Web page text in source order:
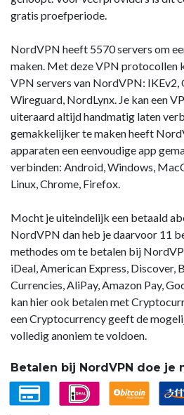
gratis proefperiode.
NordVPN heeft 5570 servers om
maken. Met deze VPN protocollen
VPN servers van NordVPN: IKEv2,
Wireguard, NordLynx. Je kan een
uiteraard altijd handmatig laten
gemakkelijker te maken heeft
apparaten een eenvoudige app
verbinden: Android, Windows,
Linux, Chrome, Firefox.
Mocht je uiteindelijk een betaald
NordVPN dan heb je daarvoor 11
methodes om te betalen bij
iDeal, American Express, Discover,
Currencies, AliPay, Amazon Pay,
kan hier ook betalen met
een Cryptocurrency geeft de
volledig anoniem te voldoen.
Betalen bij NordVPN doe je